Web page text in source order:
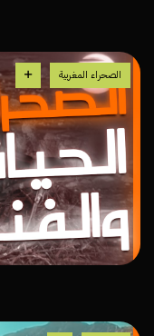
الصحراء المغربية